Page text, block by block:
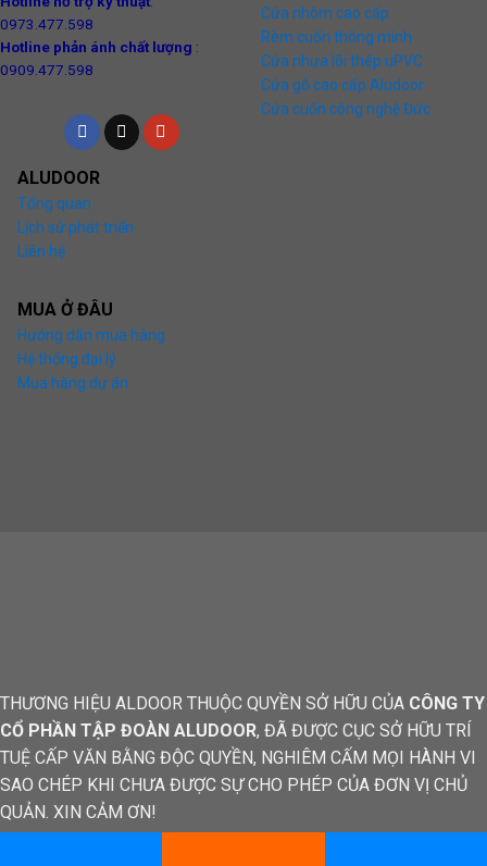
0973.477.598
Hotline phản ánh chất lượng :
0909.477.598
Cửa nhôm cao cấp
Rèm cuốn thông minh
Cửa nhựa lõi thép uPVC
Cửa gỗ cao cấp Aludoor
Cửa cuốn công nghệ Đức
ALUDOOR
Tổng quan
Lịch sử phát triển
Liên hệ
MUA Ở ĐÂU
Hướng dẫn mua hàng
Hệ thống đại lý
Mua hàng dự án
THƯƠNG HIỆU ALDOOR THUỘC QUYỀN SỞ HỮU CỦA CÔNG TY
CỔ PHẦN TẬP ĐOÀN ALUDOOR, ĐÃ ĐƯỢC CỤC SỞ HỮU TRÍ
TUỆ CẤP VĂN BẰNG ĐỘC QUYỀN, NGHIÊM CẤM MỌI HÀNH VI
SAO CHÉP KHI CHƯA ĐƯỢC SỰ CHO PHÉP CỦA ĐƠN VỊ CHỦ
QUẢN. XIN CẢM ƠN!